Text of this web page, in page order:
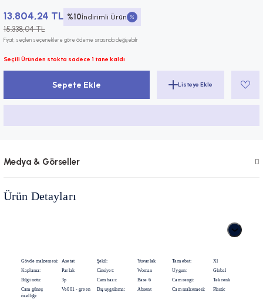
13.804,24 TL
15.338,04 TL
%10İndirimli Ürün
Fiyat, seçilen seçeneklere göre ödeme sırasında değişebilir
Seçili Üründen stokta sadece 1 tane kaldı
Sepete Ekle
Medya & Görseller
Ürün Detayları
Gövde malzemesi: Asetat Şekil: Yuvarlak Tam ebat:
Xl
Kaplama:
Parlak Cinsiyet: Woman Uygun:
Global
Bilgi notu:
3p Cam bazı: Base 6 Cam rengi:
Tek renk
Cam güneş
özelliği:
Ve001 - green Dış uygulama: Absent Cam malzemesi: Plastic